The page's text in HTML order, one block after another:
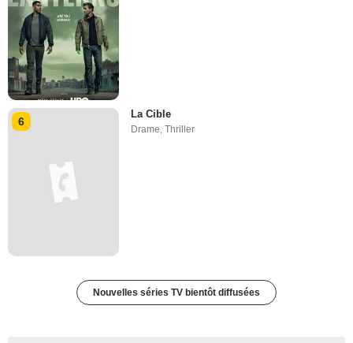
6
La Cible
Drame ,Thriller
Nouvelles séries TV bientôt diffusées